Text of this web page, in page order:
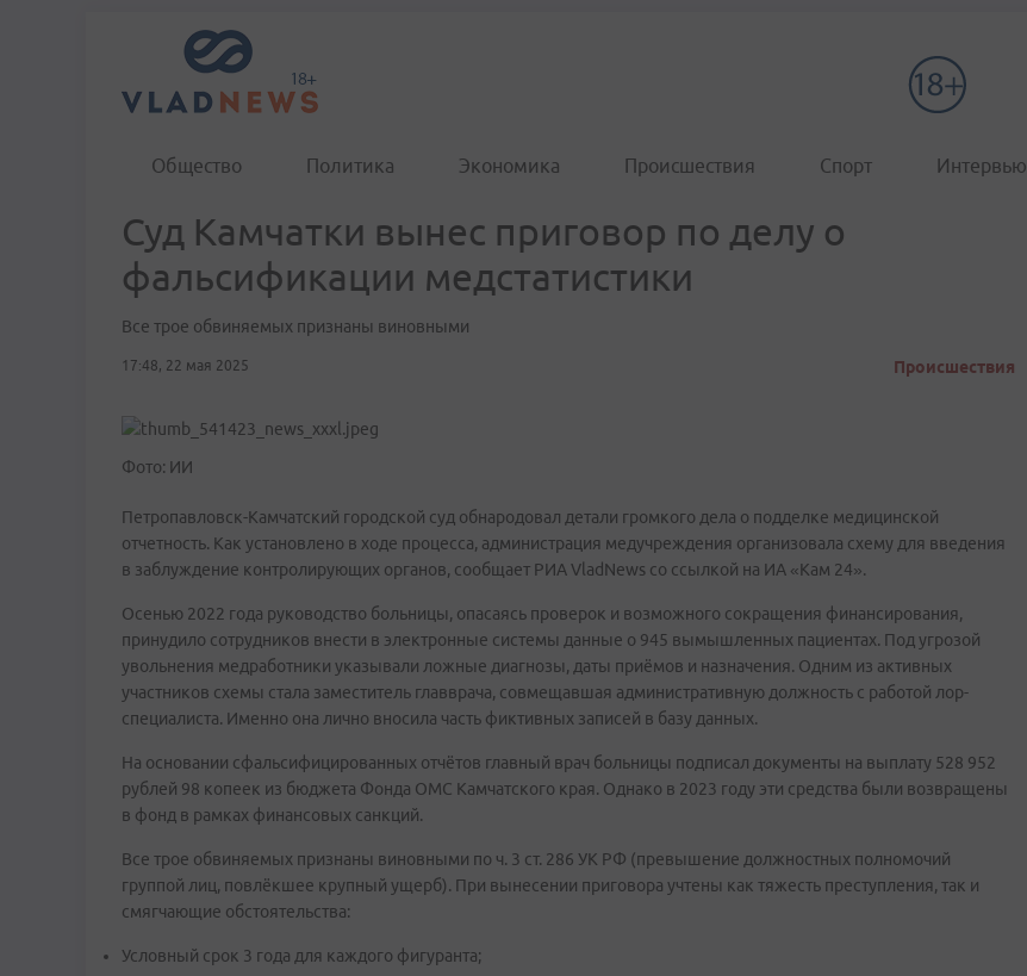
Общество Политика Экономика Происшествия Спорт Интервью
Суд Камчатки вынес приговор по делу о
фальсификации медстатистики
Все трое обвиняемых признаны виновными
17:48, 22 мая 2025 Происшествия
Фото: ИИ
Петропавловск-Камчатский городской суд обнародовал детали громкого дела о подделке медицинской
отчетность. Как установлено в ходе процесса, администрация медучреждения организовала схему для введения
в заблуждение контролирующих органов, сообщает РИА VladNews со ссылкой на ИА «Кам 24».
Осенью 2022 года руководство больницы, опасаясь проверок и возможного сокращения финансирования,
принудило сотрудников внести в электронные системы данные о 945 вымышленных пациентах. Под угрозой
увольнения медработники указывали ложные диагнозы, даты приёмов и назначения. Одним из активных
участников схемы стала заместитель главврача, совмещавшая административную должность с работой лор-
специалиста. Именно она лично вносила часть фиктивных записей в базу данных.
На основании сфальсифицированных отчётов главный врач больницы подписал документы на выплату 528 952
рублей 98 копеек из бюджета Фонда ОМС Камчатского края. Однако в 2023 году эти средства были возвращены
в фонд в рамках финансовых санкций.
Все трое обвиняемых признаны виновными по ч. 3 ст. 286 УК РФ (превышение должностных полномочий
группой лиц, повлёкшее крупный ущерб). При вынесении приговора учтены как тяжесть преступления, так и
смягчающие обстоятельства:
Условный срок 3 года для каждого фигуранта;